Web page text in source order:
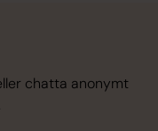
chatta anonymt